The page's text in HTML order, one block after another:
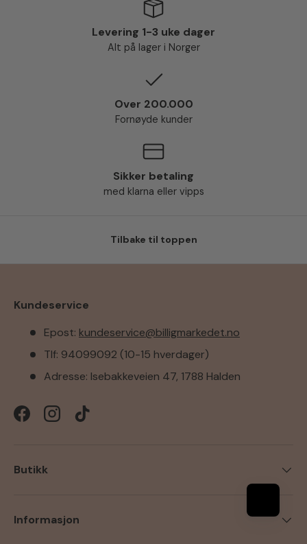
Levering 1-3 uke dager
Alt på lager i Norger
Over 200.000
Fornøyde kunder
Sikker betaling
med klarna eller vipps
Tilbake til toppen
Kundeservice
Epost: kundeservice@billigmarkedet.no
Tlf: 94099092 (10-15 hverdager)
Adresse: Isebakkeveien 47, 1788 Halden
FacebookInstagramTikTok
Butikk
Informasjon